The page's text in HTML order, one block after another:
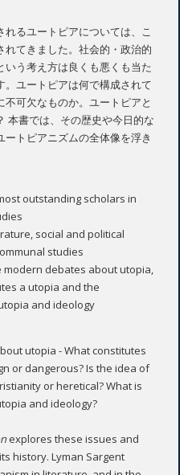
るユートピアについては、こ
てきました。社会的・政治的
う考え方は良くも悪くも当た
。ユートピアは何で構成されて
可欠なものか。ユートピアと
本書では、その歴史や今日的な
トピアニズムの全体像を浮き
outstanding scholars in
social and political
studies
modern debates about utopia,
a utopia and the
and ideology
utopia - What constitutes
or dangerous? Is the idea of
or heretical? What is
and ideology?
explores these issues and
history. Lyman Sargent